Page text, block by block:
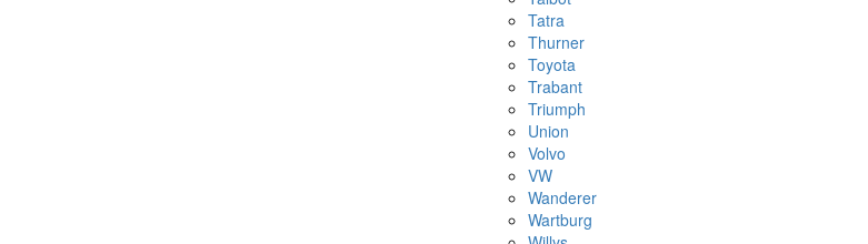
Tatra
Thurner
Toyota
Trabant
Triumph
Union
Volvo
VW
Wanderer
Wartburg